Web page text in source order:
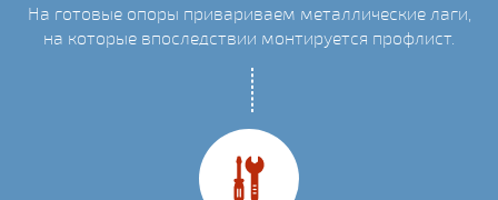
На готовые опоры привариваем металлические лаги,
на которые впоследствии монтируется профлист.